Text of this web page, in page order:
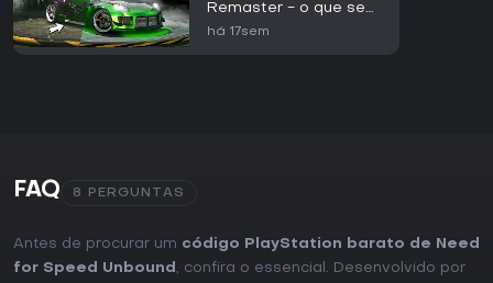
Remaster - o que se
passa?
há 17sem
FAQ 8 PERGUNTAS
Antes de procurar um código PlayStation barato de Need
for Speed Unbound , confira o essencial. Desenvolvido por